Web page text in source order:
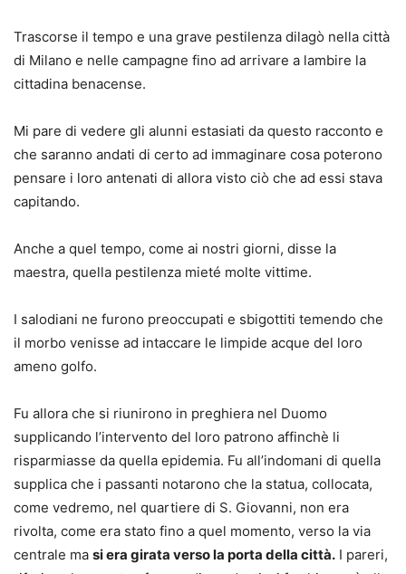
Trascorse il tempo e una grave pestilenza dilagò nella città
di Milano e nelle campagne fino ad arrivare a lambire la
cittadina benacense.
Mi pare di vedere gli alunni estasiati da questo racconto e
che saranno andati di certo ad immaginare cosa poterono
pensare i loro antenati di allora visto ciò che ad essi stava
capitando.
Anche a quel tempo, come ai nostri giorni, disse la
maestra, quella pestilenza mieté molte vittime.
I salodiani ne furono preoccupati e sbigottiti temendo che
il morbo venisse ad intaccare le limpide acque del loro
ameno golfo.
Fu allora che si riunirono in preghiera nel Duomo
supplicando l’intervento del loro patrono affinchè li
risparmiasse da quella epidemia. Fu all’indomani di quella
supplica che i passanti notarono che la statua, collocata,
come vedremo, nel quartiere di S. Giovanni, non era
rivolta, come era stato fino a quel momento, verso la via
centrale ma si era girata verso la porta della città. I pareri,